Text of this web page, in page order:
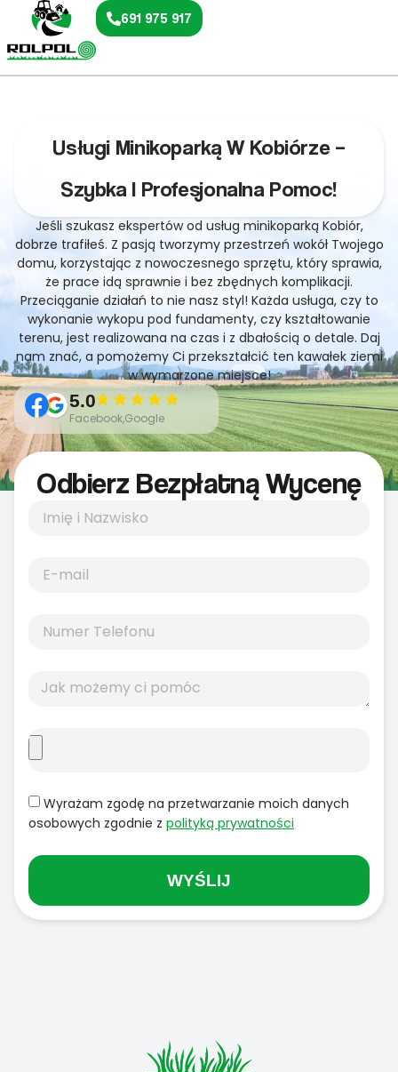
691 975 917
Usługi Minikoparką W Kobiórze –
Szybka I Profesjonalna Pomoc!
Jeśli szukasz ekspertów od usług minikoparką Kobiór,
dobrze trafiłeś. Z pasją tworzymy przestrzeń wokół Twojego
domu, korzystając z nowoczesnego sprzętu, który sprawia,
że prace idą sprawnie i bez zbędnych komplikacji.
Przeciąganie działań to nie nasz styl! Każda usługa, czy to
wykonanie wykopu pod fundamenty, czy kształtowanie
terenu, jest realizowana na czas i z dbałością o detale. Daj
nam znać, a pomożemy Ci przekształcić ten kawałek ziemi
w wymarzone miejsce!
5.0
Facebook,Google
Odbierz Bezpłatną Wycenę
Wyrażam zgodę na przetwarzanie moich danych
osobowych zgodnie z polityką prywatności
WYŚLIJ